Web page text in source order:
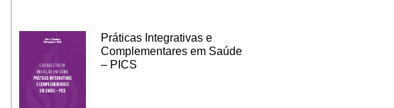
Práticas Integrativas e
Complementares em Saúde
– PICS